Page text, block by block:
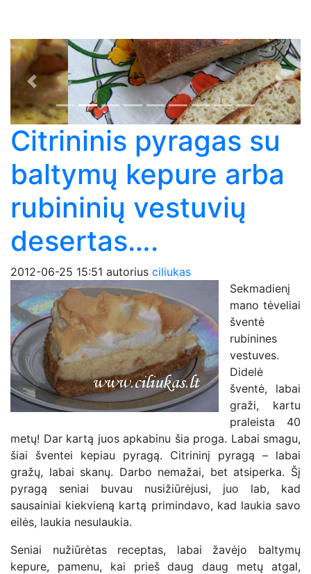
Previous Next
Citrininis pyragas su
baltymų kepure arba
rubininių vestuvių
desertas….
2012-06-25 15:51 autorius ciliukas
Sekmadienį
mano tėveliai
šventė
rubinines
vestuves.
Didelė
šventė, labai
graži, kartu
praleista 40
metų! Dar kartą juos apkabinu šia proga. Labai smagu,
šiai šventei kepiau pyragą. Citrininį pyragą – labai
gražų, labai skanų. Darbo nemažai, bet atsiperka. Šį
pyragą seniai buvau nusižiūrėjusi, juo lab, kad
sausainiai kiekvieną kartą primindavo, kad laukia savo
eilės, laukia nesulaukia.
Seniai nužiūrėtas receptas, labai žavėjo baltymų
kepure, pamenu, kai prieš daug daug metų atgal,